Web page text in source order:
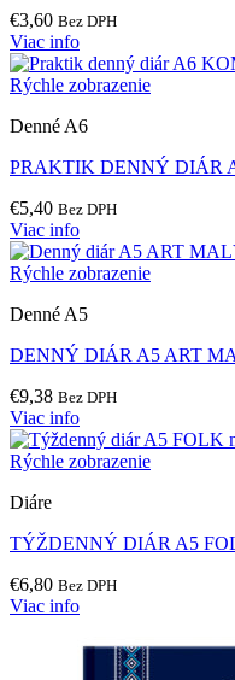
€3,60 Bez DPH
Viac info
Rýchle zobrazenie
Denné A6
PRAKTIK DENNÝ DIÁR
€5,40 Bez DPH
Viac info
Rýchle zobrazenie
Denné A5
DENNÝ DIÁR A5 ART
€9,38 Bez DPH
Viac info
Rýchle zobrazenie
Diáre
TÝŽDENNÝ DIÁR A5
€6,80 Bez DPH
Viac info